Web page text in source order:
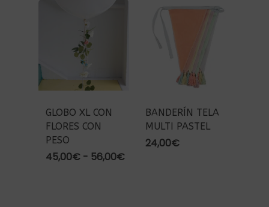
desde
desde
GLOBO XL CON
FLORES CON
PESO
45,00€ - 56,00€Rango
BANDERÍN TELA
MULTI PASTEL
24,00€